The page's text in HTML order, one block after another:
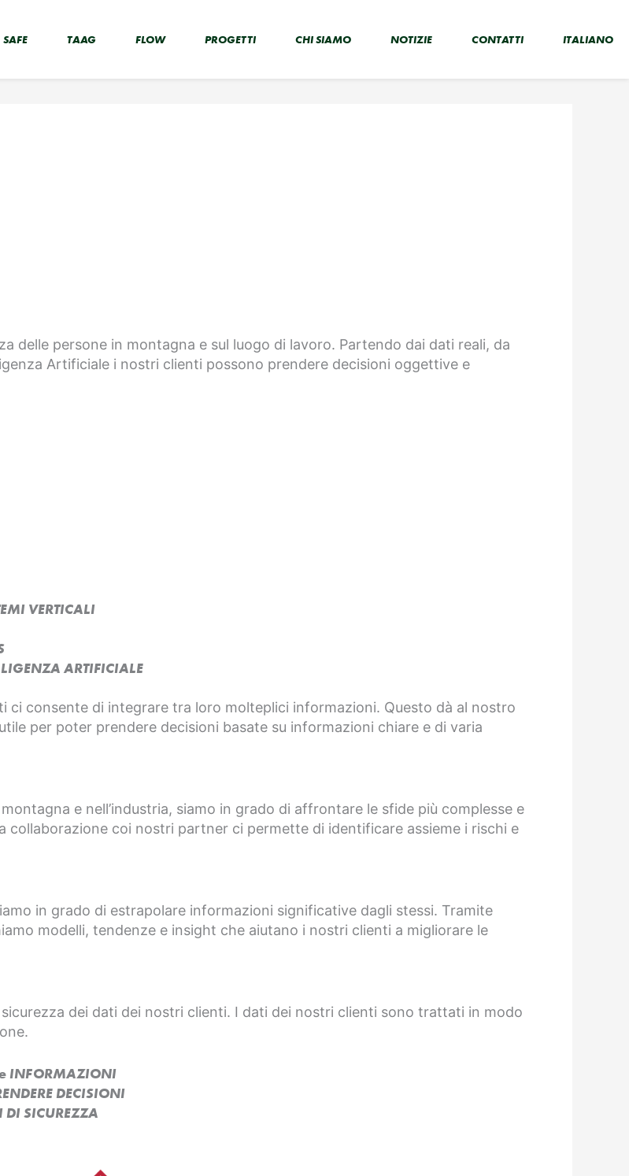
SAFE TAAG FLOW PROGETTI CHI SIAMO NOTIZIE CONTATTI ITALIANO
delle persone in montagna e sul luogo di lavoro. Partendo dai dati reali, da
Artificiale i nostri clienti possono prendere decisioni oggettive e
VERTICALI
ARTIFICIALE​
ci consente di integrare tra loro molteplici informazioni. Questo dà al nostro
per poter prendere decisioni basate su informazioni chiare e di varia
e nell’industria, siamo in grado di affrontare le sfide più complesse e
collaborazione coi nostri partner ci permette di identificare assieme i rischi e
in grado di estrapolare informazioni significative dagli stessi. Tramite
modelli, tendenze e insight che aiutano i nostri clienti a migliorare le
dei dati dei nostri clienti. I dati dei nostri clienti sono trattati in modo
INFORMAZIONI
DECISIONI
SICUREZZA